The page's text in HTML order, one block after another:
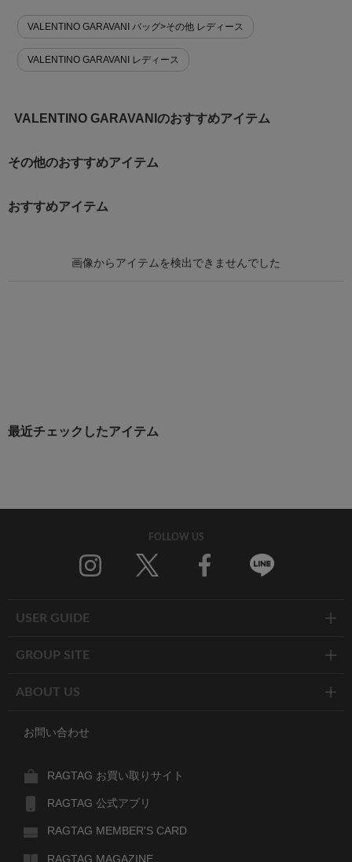
VALENTINO GARAVANI バッグ>その他 レディース
VALENTINO GARAVANI レディース
VALENTINO GARAVANIのおすすめアイテム
その他のおすすめアイテム
おすすめアイテム
最近チェックしたアイテム
FOLLOW US
USER GUIDE
GROUP SITE
ABOUT US
お問い合わせ
RAGTAG お買い取りサイト
RAGTAG 公式アプリ
RAGTAG MEMBER'S CARD
RAGTAG MAGAZINE